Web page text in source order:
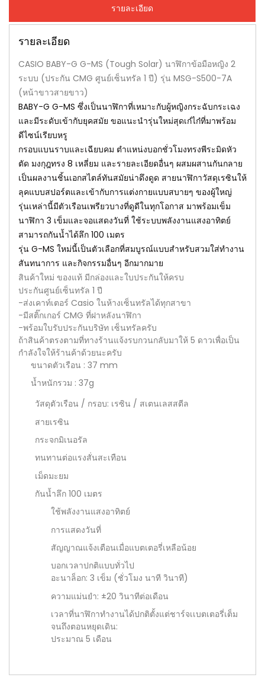
รายละเอียด
รายละเอียด
CASIO BABY-G G-MS (Tough Solar) นาฬิกาข้อมือหญิง 2
ระบบ (ประกัน CMG ศูนย์เซ็นทรัล 1 ปี) รุ่น MSG-S500-7A
(หน้าขาวสายขาว)
BABY-G G-MS ซึ่งเป็นนาฬิกาที่เหมาะกับผู้หญิงกระฉับกระเฉง
และมีระดับเข้ากับยุคสมัย ขอแนะนำรุ่นใหม่สุดเก๋ไก๋ที่มาพร้อม
ดีไซน์เรียบหรู
กรอบแบนราบและเฉียบคม ตำแหน่งบอกชั่วโมงทรงพีระมิดหัว
ตัด มงกุฎทรง 8 เหลี่ยม และรายละเอียดอื่นๆ ผสมผสานกันกลาย
เป็นผลงานชิ้นเอกสไตล์ทันสมัยน่าดึงดูด สายนาฬิกาวัสดุเรซินให้
ลุคแบบสปอร์ตและเข้ากับการแต่งกายแบบสบายๆ ของผู้ใหญ่
รุ่นเหล่านี้มีตัวเรือนเพรียวบางที่ดูดีในทุกโอกาส มาพร้อมเข็ม
นาฬิกา 3 เข็มและจอแสดงวันที่ ใช้ระบบพลังงานแสงอาทิตย์
สามารถกันน้ำได้ลึก 100 เมตร
รุ่น G-MS ใหม่นี้เป็นตัวเลือกที่สมบูรณ์แบบสำหรับสวมใส่ทำงาน
สันทนาการ และกิจกรรมอื่นๆ อีกมากมาย
สินค้าใหม่ ของแท้ มีกล่องและใบประกันให้ครบ
ประกันศูนย์เซ็นทรัล 1 ปี
-ส่งเคาท์เตอร์ Casio ในห้างเซ็นทรัลได้ทุกสาขา
-มีสติ๊กเกอร์ CMG ที่ฝาหลังนาฬิกา
-พร้อมใบรับประกันบริษัท เซ็นทรัลครับ
ถ้าสินค้าตรงตามที่ทางร้านแจ้งรบกวนกลับมาให้ 5 ดาวเพื่อเป็น
กำลังใจให้ร้านค้าด้วยนะครับ
ขนาดตัวเรือน : 37 mm
น้ำหนักรวม : 37g
วัสดุตัวเรือน / กรอบ: เรซิน / สเตนเลสสตีล
สายเรซิน
กระจกมิเนอรัล
ทนทานต่อแรงสั่นสะเทือน
เม็ดมะยม
กันน้ำลึก 100 เมตร
ใช้พลังงานแสงอาทิตย์
การแสดงวันที่
สัญญาณแจ้งเตือนเมื่อแบตเตอรี่เหลือน้อย
บอกเวลาปกติแบบทั่วไป
อะนาล็อก: 3 เข็ม (ชั่วโมง นาที วินาที)
ความแม่นยำ: ±20 วินาทีต่อเดือน
เวลาที่นาฬิกาทำงานได้ปกติตั้งแต่ชาร์จเเบตเตอรี่เต็ม
จนถึงตอนหยุดเดิน:
ประมาณ 5 เดือน